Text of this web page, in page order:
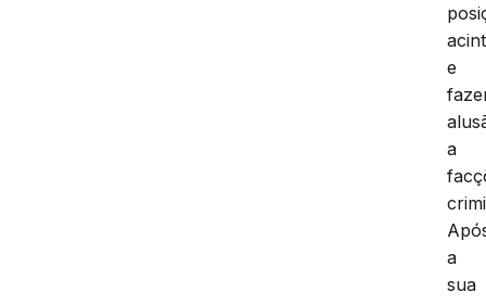
e
a
a
sua